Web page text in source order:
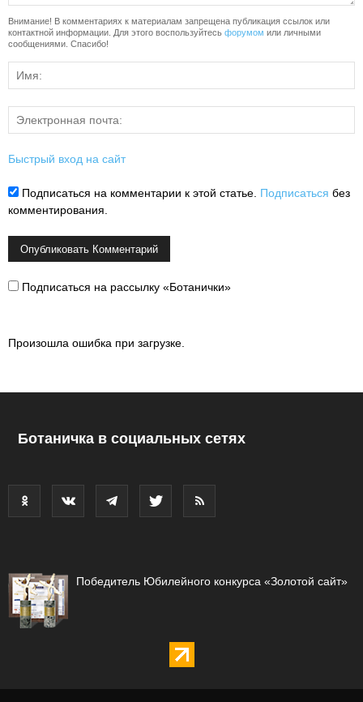
Внимание! В комментариях к материалам запрещена публикация ссылок или
контактной информации. Для этого воспользуйтесь форумом или личными
сообщениями. Спасибо!
Быстрый вход на сайт
Подписаться на комментарии к этой статье. Подписаться без
комментирования.
Подписаться на рассылку «Ботанички»
Произошла ошибка при загрузке.
Ботаничка в социальных сетях
Победитель Юбилейного конкурса «Золотой сайт»